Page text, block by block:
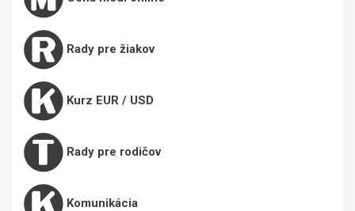
Rady pre žiakov
Kurz EUR / USD
Rady pre rodičov
Komunikácia